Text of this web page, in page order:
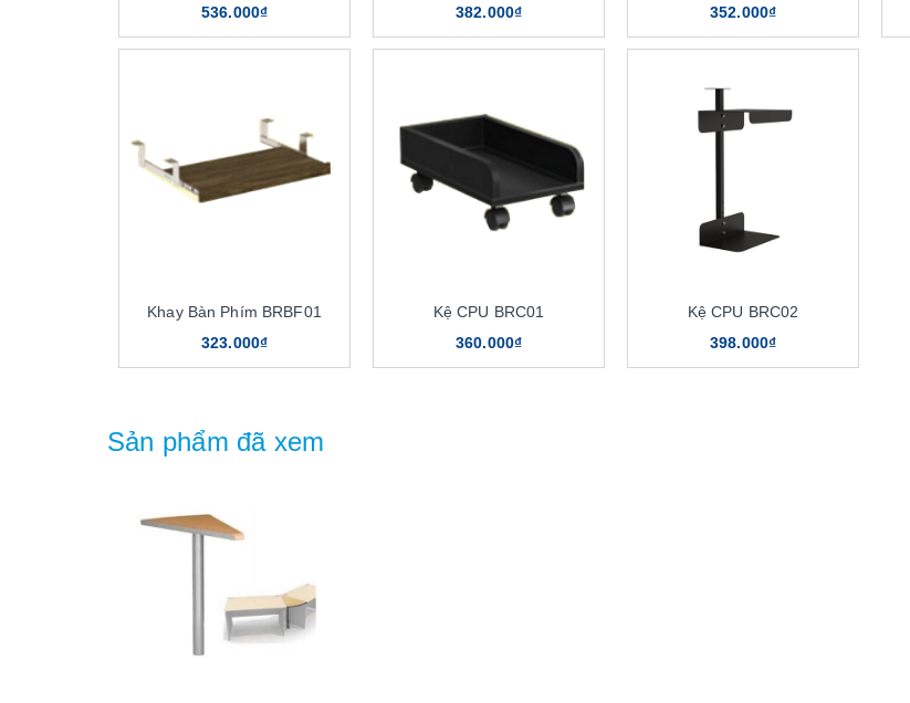
536.000₫
382.000₫
352.000₫
Khay Bàn Phím BRBF01
323.000₫
Kệ CPU BRC01
360.000₫
Kệ CPU BRC02
398.000₫
Sản phẩm đã xem